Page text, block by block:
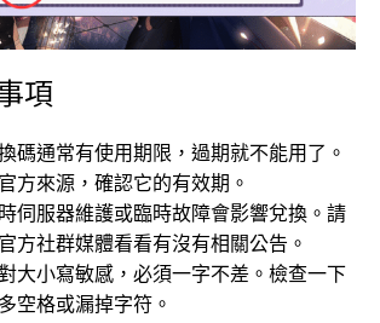
項
碼通常有使用期限，過期就不能用了。
方來源，確認它的有效期。
伺服器維護或臨時故障會影響兌換。請
方社群媒體看看有沒有相關公告。
大小寫敏感，必須一字不差。檢查一下
空格或漏掉字符。